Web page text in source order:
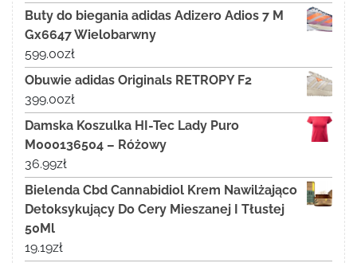
Buty do biegania adidas Adizero Adios 7 M
Gx6647 Wielobarwny
599.00zł
Obuwie adidas Originals RETROPY F2
399.00zł
Damska Koszulka HI-Tec Lady Puro
M000136504 – Różowy
36.99zł
Bielenda Cbd Cannabidiol Krem Nawilżająco
Detoksykujący Do Cery Mieszanej I Tłustej
50Ml
19.19zł